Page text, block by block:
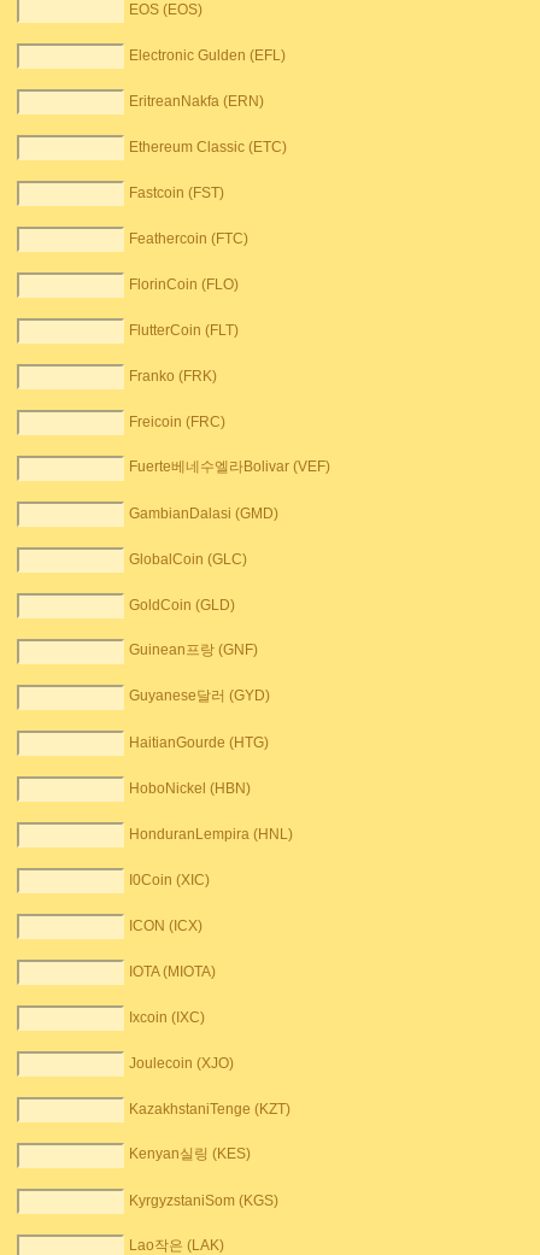
EOS (EOS)
Electronic Gulden (EFL)
EritreanNakfa (ERN)
Ethereum Classic (ETC)
Fastcoin (FST)
Feathercoin (FTC)
FlorinCoin (FLO)
FlutterCoin (FLT)
Franko (FRK)
Freicoin (FRC)
Fuerte베네수엘라Bolivar (VEF)
GambianDalasi (GMD)
GlobalCoin (GLC)
GoldCoin (GLD)
Guinean프랑 (GNF)
Guyanese달러 (GYD)
HaitianGourde (HTG)
HoboNickel (HBN)
HonduranLempira (HNL)
I0Coin (XIC)
ICON (ICX)
IOTA (MIOTA)
Ixcoin (IXC)
Joulecoin (XJO)
KazakhstaniTenge (KZT)
Kenyan실링 (KES)
KyrgyzstaniSom (KGS)
Lao작은 (LAK)